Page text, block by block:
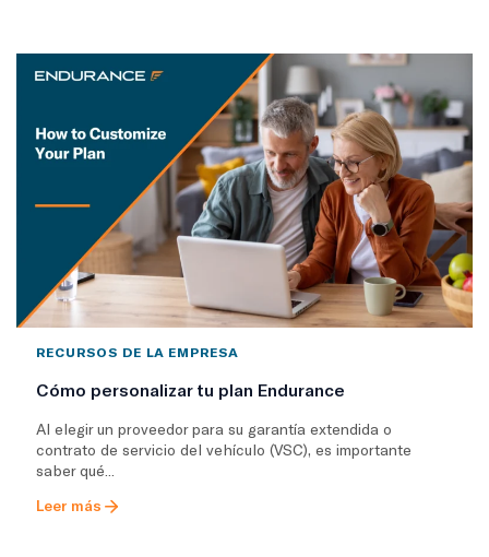
RECURSOS DE LA EMPRESA
Cómo personalizar tu plan Endurance
Al elegir un proveedor para su garantía extendida o
contrato de servicio del vehículo (VSC), es importante
saber qué...
Leer más